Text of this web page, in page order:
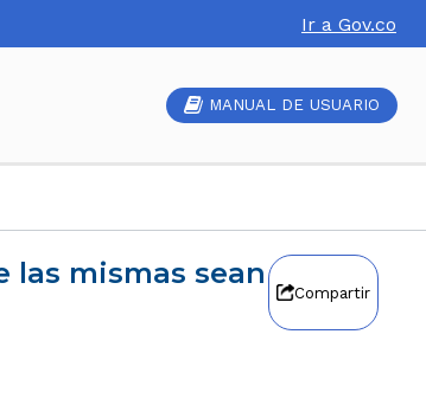
Ir a Gov.co
MANUAL DE USUARIO
Compartir